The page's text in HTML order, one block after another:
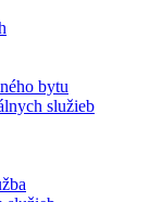
bytu
služieb